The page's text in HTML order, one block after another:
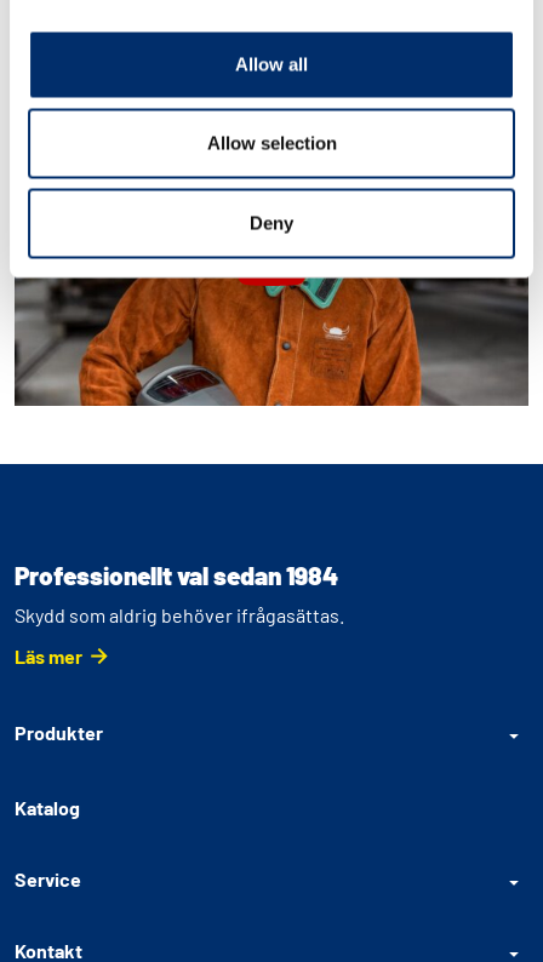
Allow all
Allow selection
Deny
Professionellt val sedan 1984
Skydd som aldrig behöver ifrågasättas.
Läs mer
Produkter
Katalog
Service
Kontakt